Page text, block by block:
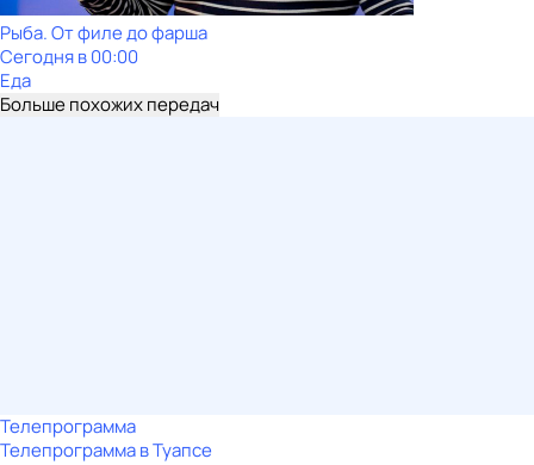
Рыба. От филе до фарша
Сегодня в 00:00
Еда
Больше похожих передач
Телепрограмма
Телепрограмма в Туапсе